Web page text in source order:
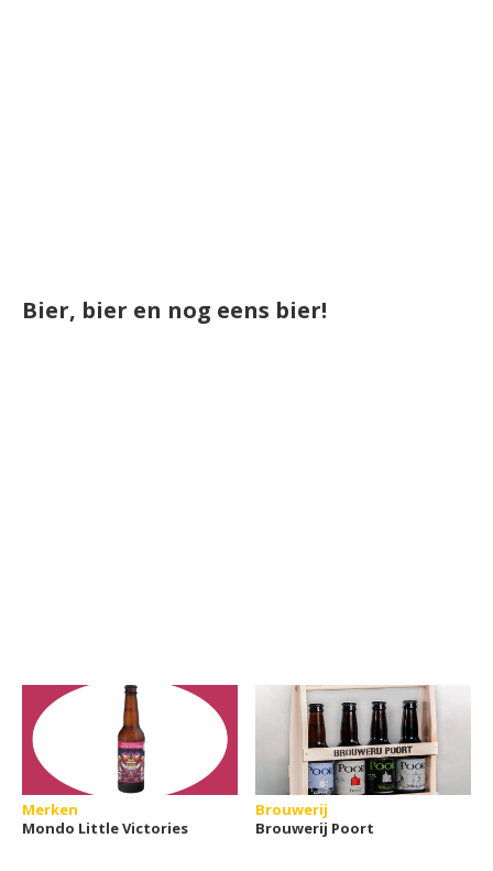
Bier, bier en nog eens bier!
Merken
Mondo Little Victories
Brouwerij
Brouwerij Poort